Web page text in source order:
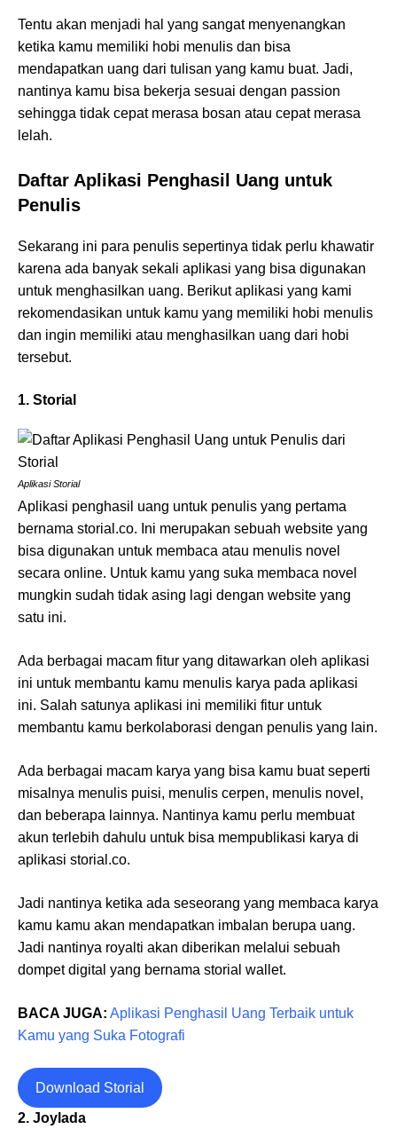
Tentu akan menjadi hal yang sangat menyenangkan
ketika kamu memiliki hobi menulis dan bisa
mendapatkan uang dari tulisan yang kamu buat. Jadi,
nantinya kamu bisa bekerja sesuai dengan passion
sehingga tidak cepat merasa bosan atau cepat merasa
lelah.
Daftar Aplikasi Penghasil Uang untuk
Penulis
Sekarang ini para penulis sepertinya tidak perlu khawatir
karena ada banyak sekali aplikasi yang bisa digunakan
untuk menghasilkan uang. Berikut aplikasi yang kami
rekomendasikan untuk kamu yang memiliki hobi menulis
dan ingin memiliki atau menghasilkan uang dari hobi
tersebut.
1. Storial
Aplikasi Storial
Aplikasi penghasil uang untuk penulis yang pertama
bernama storial.co. Ini merupakan sebuah website yang
bisa digunakan untuk membaca atau menulis novel
secara online. Untuk kamu yang suka membaca novel
mungkin sudah tidak asing lagi dengan website yang
satu ini.
Ada berbagai macam fitur yang ditawarkan oleh aplikasi
ini untuk membantu kamu menulis karya pada aplikasi
ini. Salah satunya aplikasi ini memiliki fitur untuk
membantu kamu berkolaborasi dengan penulis yang lain.
Ada berbagai macam karya yang bisa kamu buat seperti
misalnya menulis puisi, menulis cerpen, menulis novel,
dan beberapa lainnya. Nantinya kamu perlu membuat
akun terlebih dahulu untuk bisa mempublikasi karya di
aplikasi storial.co.
Jadi nantinya ketika ada seseorang yang membaca karya
kamu kamu akan mendapatkan imbalan berupa uang.
Jadi nantinya royalti akan diberikan melalui sebuah
dompet digital yang bernama storial wallet.
BACA JUGA: Aplikasi Penghasil Uang Terbaik untuk
Kamu yang Suka Fotografi
Download Storial
2. Joylada